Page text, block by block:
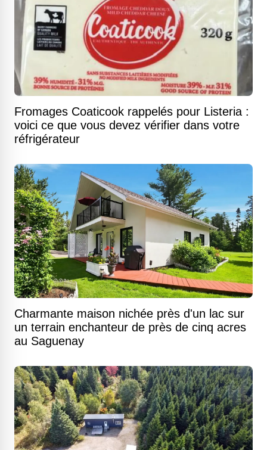
Fromages Coaticook rappelés pour Listeria :
voici ce que vous devez vérifier dans votre
réfrigérateur
Charmante maison nichée près d'un lac sur
un terrain enchanteur de près de cinq acres
au Saguenay